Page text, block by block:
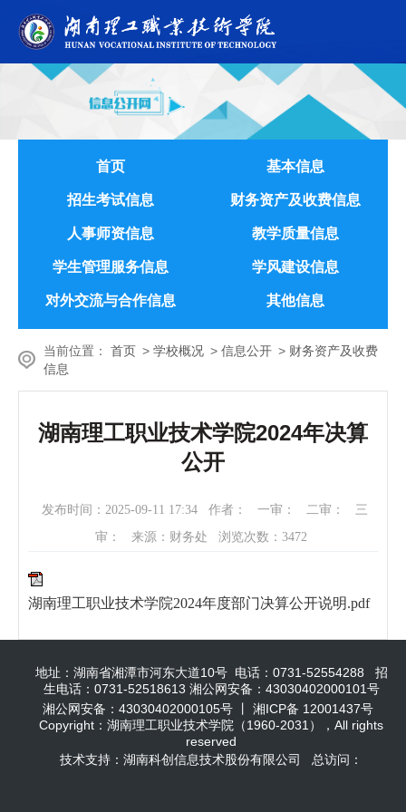
首页 基本信息
招生考试信息 财务资产及收费信息
人事师资信息 教学质量信息
学生管理服务信息 学风建设信息
对外交流与合作信息 其他信息
当前位置： 首页 > 学校概况 > 信息公开 > 财务资产及收费
信息
湖南理工职业技术学院2024年决算
公开
发布时间：2025-09-11 17:34 作者： 一审： 二审：
三
审：
来源：财务处 浏览次数： 3472
湖南理工职业技术学院2024年度部门决算公开说明.pdf
地址：湖南省湘潭市河东大道10号 电话：0731-52554288 招
生电话：0731-52518613 湘公网安备：43030402000101号
湘公网安备：43030402000105号 丨 湘ICP备 12001437号
Copyright：湖南理工职业技术学院（1960-2031），All rights
reserved
技术支持：湖南科创信息技术股份有限公司 总访问：